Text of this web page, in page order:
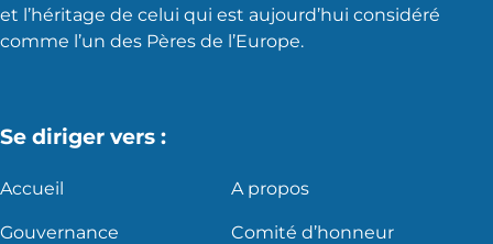
et l’héritage de celui qui est aujourd’hui considéré
comme l’un des Pères de l’Europe.
Se diriger vers :
Accueil A propos
Gouvernance Comité d’honneur